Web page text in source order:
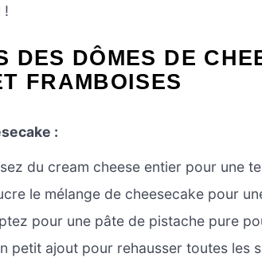
!
DES DÔMES DE
FRAMBOISES
:
du cream cheese entier pour une
le mélange de cheesecake pour
pour une pâte de pistache pure
petit ajout pour rehausser toutes les